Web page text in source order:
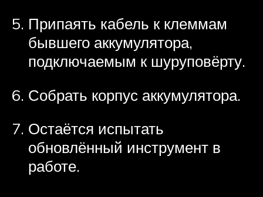
Припаять кабель к клеммам
бывшего аккумулятора,
подключаемым к шуруповёрту.
Собрать корпус аккумулятора.
Остаётся испытать
обновлённый инструмент в
работе.